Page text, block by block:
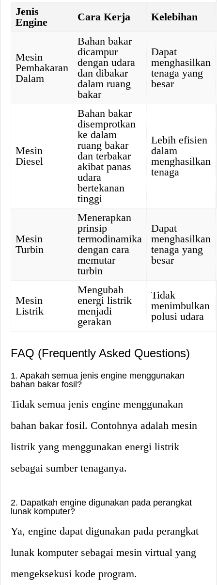
Jenis
Engine
Cara Kerja Kelebihan
Mesin
Pembakaran
Dalam
Bahan bakar
dicampur
dengan udara
dan dibakar
dalam ruang
bakar
Dapat
menghasilkan
tenaga yang
besar
Mesin
Diesel
Bahan bakar
disemprotkan
ke dalam
ruang bakar
dan terbakar
akibat panas
udara
bertekanan
tinggi
Lebih efisien
dalam
menghasilkan
tenaga
Mesin
Turbin
Menerapkan
prinsip
termodinamika
dengan cara
memutar
turbin
Dapat
menghasilkan
tenaga yang
besar
Mesin
Listrik
Mengubah
energi listrik
menjadi
gerakan
Tidak
menimbulkan
polusi udara
FAQ (Frequently Asked Questions)
1. Apakah semua jenis engine menggunakan
bahan bakar fosil?
Tidak semua jenis engine menggunakan
bahan bakar fosil. Contohnya adalah mesin
listrik yang menggunakan energi listrik
sebagai sumber tenaganya.
2. Dapatkah engine digunakan pada perangkat
lunak komputer?
Ya, engine dapat digunakan pada perangkat
lunak komputer sebagai mesin virtual yang
mengeksekusi kode program.